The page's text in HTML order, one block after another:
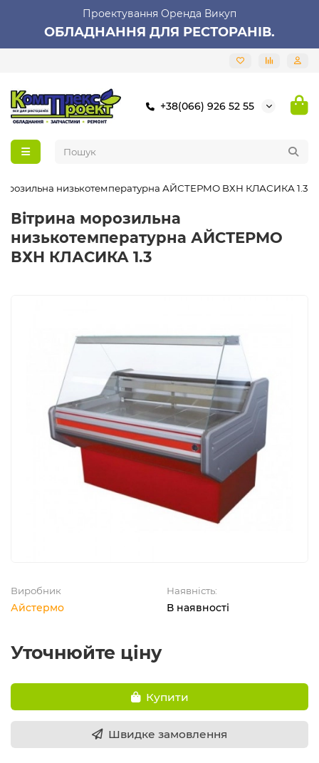
Проектування Оренда Викуп
ОБЛАДНАННЯ ДЛЯ РЕСТОРАНІВ.
+38(066) 926 52 55
низькотемпературна АЙСТЕРМО ВХН КЛАСИКА 1.3
Вітрина морозильна
низькотемпературна АЙСТЕРМО
ВХН КЛАСИКА 1.3
Виробник
Айстермо
Наявність:
В наявності
Уточнюйте ціну
Купити
Швидке замовлення